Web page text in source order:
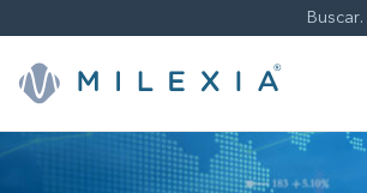
Saltar